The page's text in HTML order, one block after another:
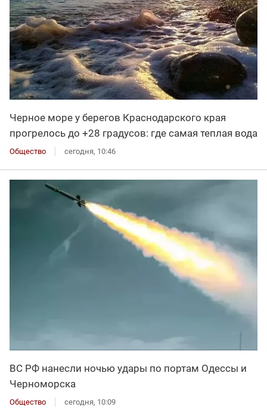
Черное море у берегов Краснодарского края
прогрелось до +28 градусов: где самая теплая вода
Общество сегодня, 10:46
ВС РФ нанесли ночью удары по портам Одессы и
Черноморска
Общество сегодня, 10:09